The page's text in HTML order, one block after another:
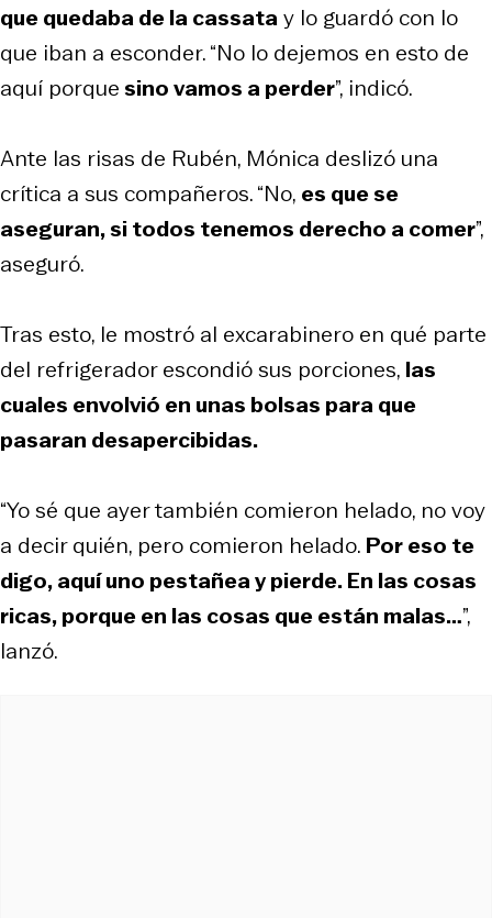
que quedaba de la cassatay lo guardó con lo
que iban a esconder. “No lo dejemos en esto de
aquí porquesino vamos a perder”, indicó.
Ante las risas de Rubén, Mónica deslizó una
crítica a sus compañeros. “No, es que se
aseguran, si todos tenemos derecho a comer”,
aseguró.
Tras esto, le mostró al excarabinero en qué parte
del refrigerador escondió sus porciones, las
cuales envolvió en unas bolsas para que
pasaran desapercibidas.
“Yo sé que ayer también comieron helado, no voy
a decir quién, pero comieron helado. Por eso te
digo, aquí uno pestañea y pierde. En las cosas
ricas, porque en las cosas que están malas…”,
lanzó.